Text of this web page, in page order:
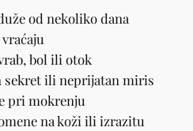
od nekoliko dana
bol ili otok
sekret ili neprijatan miris
pri mokrenju
na koži ili izrazitu